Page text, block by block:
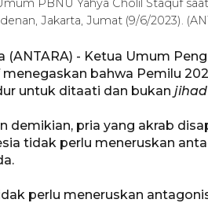
PBNU Yahya Cholil Staquf
Jakarta, Jumat (9/6/2023).
(ANTARA) - Ketua Umum
menegaskan bahwa Pemilu
untuk ditaati dan bukan jihad
demikian, pria yang akrab
tidak perlu meneruskan
perlu meneruskan